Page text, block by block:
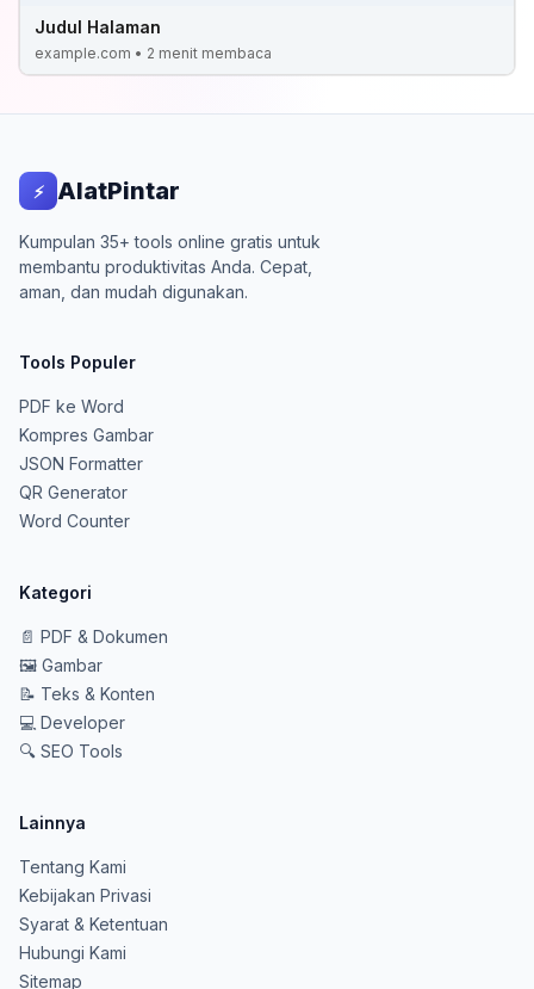
Judul Halaman
example.com • 2 menit membaca
⚡ AlatPintar
Kumpulan 35+ tools online gratis untuk
membantu produktivitas Anda. Cepat,
aman, dan mudah digunakan.
Tools Populer
PDF ke Word
Kompres Gambar
JSON Formatter
QR Generator
Word Counter
Kategori
📄 PDF & Dokumen
🖼️ Gambar
📝 Teks & Konten
💻 Developer
🔍 SEO Tools
Lainnya
Tentang Kami
Kebijakan Privasi
Syarat & Ketentuan
Hubungi Kami
Sitemap